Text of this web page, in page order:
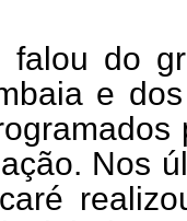
falou do
e
Nos